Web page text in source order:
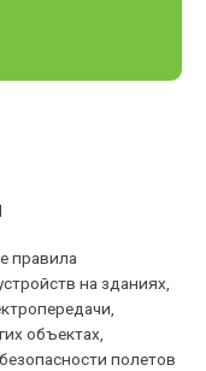
правила
на зданиях,
объектах,
полетов